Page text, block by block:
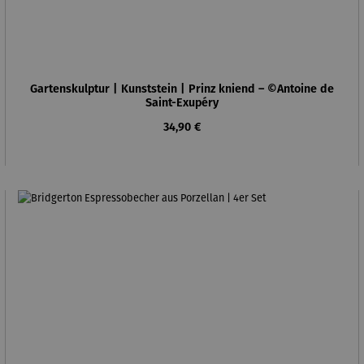
Gartenskulptur | Kunststein | Prinz kniend – ©Antoine de
Saint-Exupéry
Regulärer Preis:
34,90 €